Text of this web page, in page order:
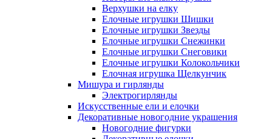
Верхушки на елку
Елочные игрушки Шишки
Елочные игрушки Звезды
Елочные игрушки Снежинки
Елочные игрушки Снеговики
Елочные игрушки Колокольчики
Елочная игрушка Щелкунчик
Мишура и гирлянды
Электрогирлянды
Искусственные ели и елочки
Декоративные новогодние украшения
Новогодние фигурки